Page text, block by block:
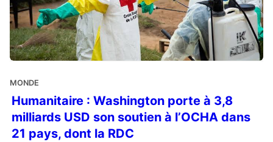
MONDE
Humanitaire : Washington porte à 3,8
milliards USD son soutien à l’OCHA dans
21 pays, dont la RDC